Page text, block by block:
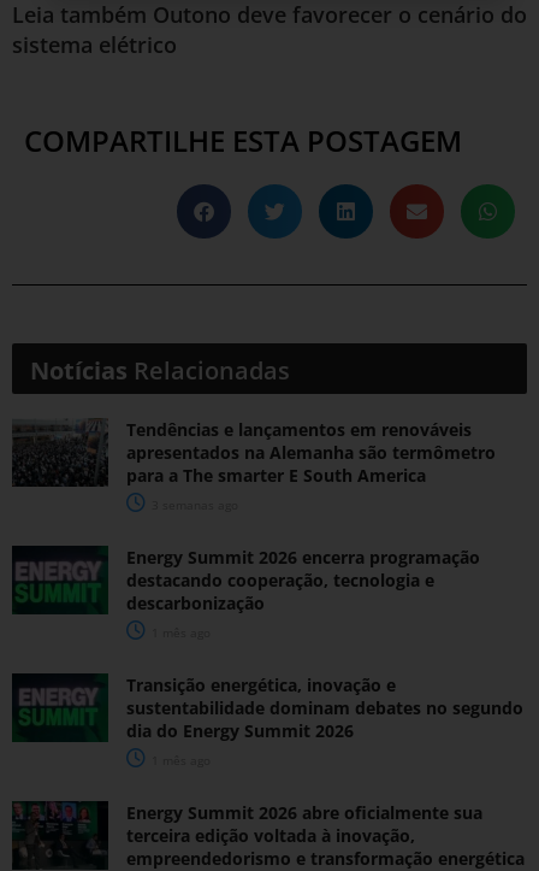
Leia também Outono deve favorecer o cenário do
sistema elétrico
COMPARTILHE ESTA POSTAGEM
Notícias Relacionadas
Tendências e lançamentos em renováveis
apresentados na Alemanha são termômetro
para a The smarter E South America
Energy Summit 2026 encerra programação
destacando cooperação, tecnologia e
descarbonização
Transição energética, inovação e
sustentabilidade dominam debates no segundo
dia do Energy Summit 2026
Energy Summit 2026 abre oficialmente sua
terceira edição voltada à inovação,
empreendedorismo e transformação energética